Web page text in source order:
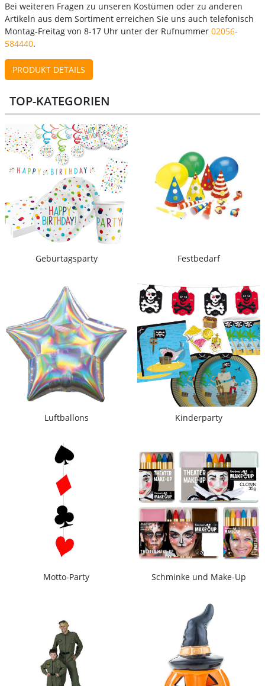
Bei weiteren Fragen zu unseren Kostümen oder zu anderen
Artikeln aus dem Sortiment erreichen Sie uns auch telefonisch
Montag-Freitag von 8-17 Uhr unter der Rufnummer 02056-
584440.
PRODUKT DETAILS
TOP-KATEGORIEN
Geburtagsparty Festbedarf
Luftballons Kinderparty
Motto-Party Schminke und Make-Up